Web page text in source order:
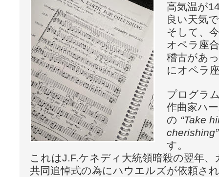
高気温が
良い天気
そして、
オペラ座
稽古があ
にオペラ
プログラ
作曲家ハ
の “Take
cherishing”
す。
これはJ.F.ケネディ大統領暗殺の翌年
共同追悼式の為にハウエルズが依頼さ